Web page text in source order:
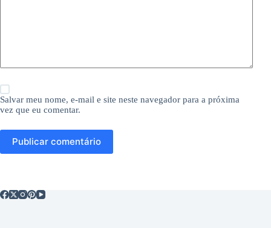
Salvar meu nome, e-mail e site neste navegador para a próxima
vez que eu comentar.
Publicar comentário